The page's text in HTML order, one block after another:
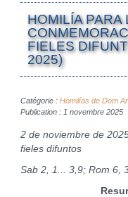
HOMILÍA PARA
FIELES
2025)
Catégorie : Homilías de Dom
Publication : 1 novembre 2025
2 de noviembre de
fieles difuntos
Sab 2, 1... 3,9; Rom 6,